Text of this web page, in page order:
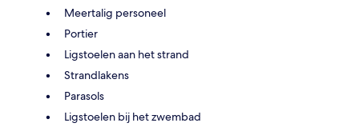
Meertalig personeel
Portier
Ligstoelen aan het strand
Strandlakens
Parasols
Ligstoelen bij het zwembad